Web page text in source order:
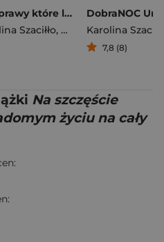
Przyprawy które leczą
Szaciłło, Maciej Szaciłło
Karolina
7,8 (8)
Na szczęście
życiu na cały